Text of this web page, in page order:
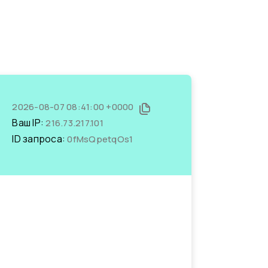
2026-08-07 08:41:00 +0000
Ваш IP:216.73.217.101
ID запроса:0fMsQpetqOs1